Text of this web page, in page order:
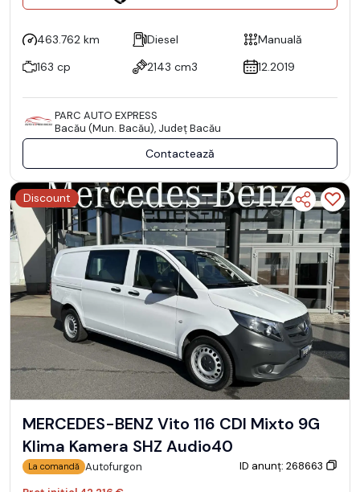
463.762 km Diesel
Manuală
163 cp
2143 cm3 12.2019
PARC AUTO EXPRESS
Bacău (Mun. Bacău), Județ Bacău
Contactează
Discount
MERCEDES-BENZ Vito 116 CDI Mixto 9G
Klima Kamera SHZ Audio40
La comandă Autofurgon
ID anunț: 268663